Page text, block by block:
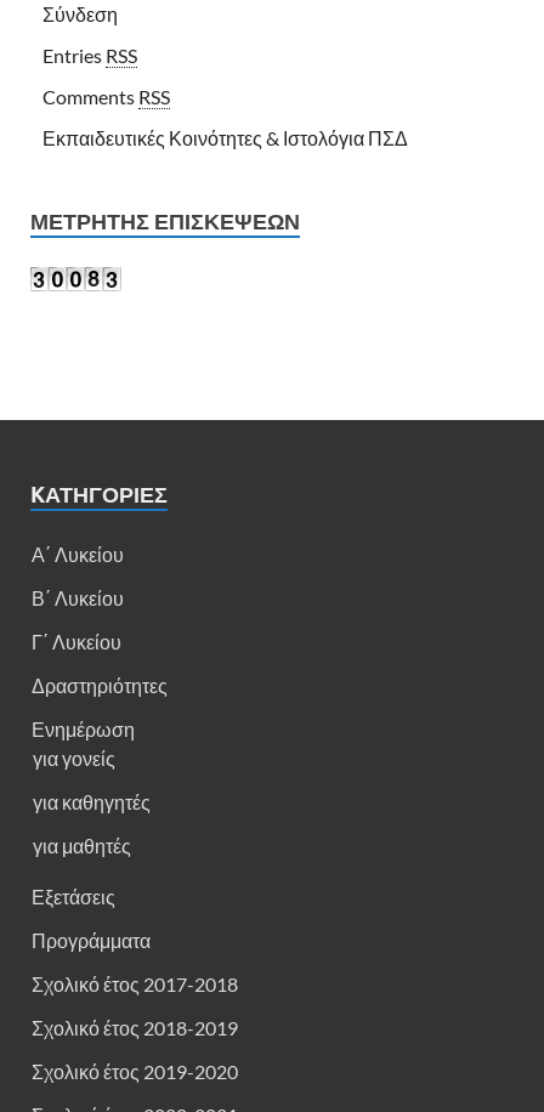
Σύνδεση
Entries RSS
Comments RSS
Εκπαιδευτικές Κοινότητες & Ιστολόγια ΠΣΔ
ΜΕΤΡΗΤΉΣ ΕΠΙΣΚΈΨΕΩΝ
KΑΤΗΓΟΡΊΕΣ
Α΄ Λυκείου
Β΄ Λυκείου
Γ΄ Λυκείου
Δραστηριότητες
Ενημέρωση
για γονείς
για καθηγητές
για μαθητές
Εξετάσεις
Προγράμματα
Σχολικό έτος 2017-2018
Σχολικό έτος 2018-2019
Σχολικό έτος 2019-2020